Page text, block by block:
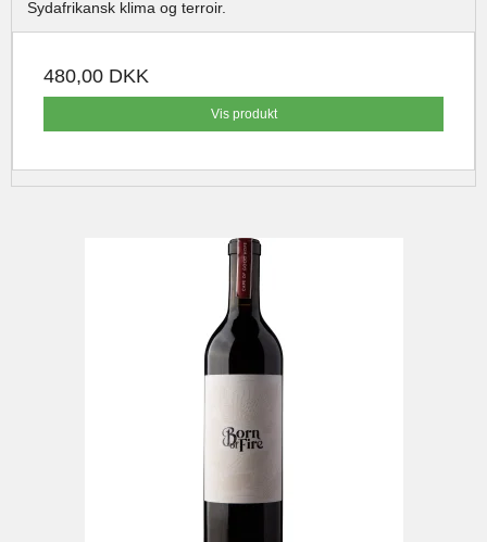
Sydafrikansk klima og terroir.
480,00 DKK
Vis produkt